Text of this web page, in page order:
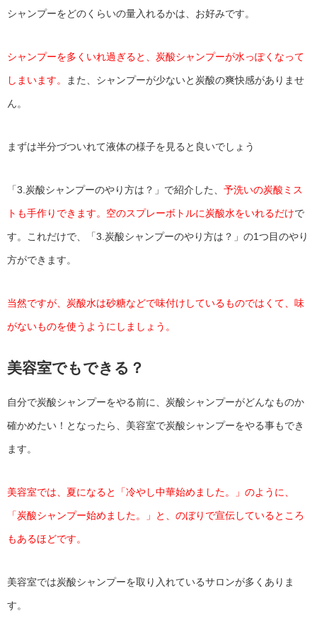
シャンプーをどのくらいの量入れるかは、お好みです。
シャンプーを多くいれ過ぎると、炭酸シャンプーが水っぽくなって
しまいます。 また、シャンプーが少ないと炭酸の爽快感がありませ
ん。
まずは半分づついれて液体の様子を見ると良いでしょう
「3.炭酸シャンプーのやり方は？」で紹介した、 予洗いの炭酸ミス
トも手作りできます。空のスプレーボトルに炭酸水をいれるだけで
す。これだけで、「3.炭酸シャンプーのやり方は？」の1つ目のやり
方ができます。
当然ですが、炭酸水は砂糖などで味付けしているものではくて、味
がないものを使うようにしましょう。
美容室でもできる？
自分で炭酸シャンプーをやる前に、炭酸シャンプーがどんなものか
確かめたい！となったら、美容室で炭酸シャンプーをやる事もでき
ます。
美容室では、夏になると「冷やし中華始めました。」のように、
「炭酸シャンプー始めました。」と、のぼりで宣伝しているところ
もあるほどです。
美容室では炭酸シャンプーを取り入れているサロンが多くありま
す。